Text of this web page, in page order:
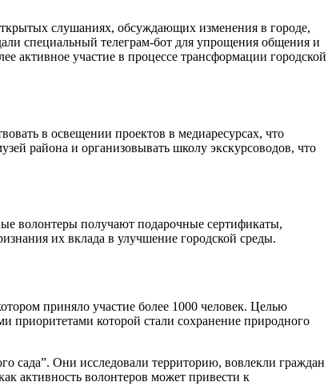
слушаниях, обсуждающих изменения в городе,
специальный телеграм-бот для упрощения общения и
активное участие в процессе трансформации городской
в освещении проектов в медиаресурсах, что
района и организовывать школу экскурсоводов, что
волонтеры получают подарочные сертификаты,
их вклада в улучшение городской среды.
приняло участие более 1000 человек. Целью
приоритетами которой стали сохранение природного
сада”. Они исследовали территорию, вовлекли граждан
активность волонтеров может привести к